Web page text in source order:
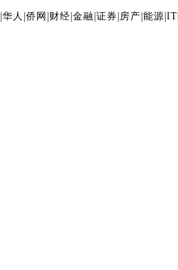
华人 侨网 财经 金融 证券 房产 能源 IT|